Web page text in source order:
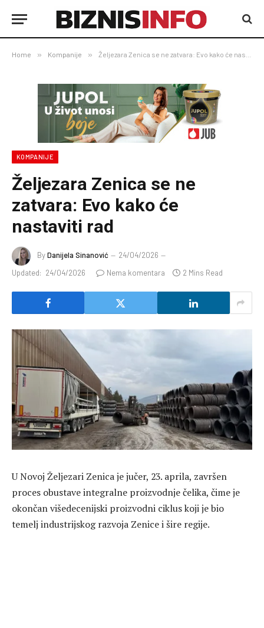
Home » Kompanije » Željezara Zenica se ne zatvara: Evo kako će nastaviti rad
KOMPANIJE
Željezara Zenica se ne
zatvara: Evo kako će
nastaviti rad
ByDanijela Sinanović
24/04/2026
Updated: 24/04/2026 Nema komentara 2 Mins Read
U Novoj Željezari Zenica je jučer, 23. aprila, završen
proces obustave integralne proizvodnje čelika, čime je
okončan višedecenijski proizvodni ciklus koji je bio
temelj industrijskog razvoja Zenice i šire regije.